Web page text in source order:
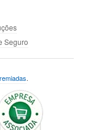
Seguro
.